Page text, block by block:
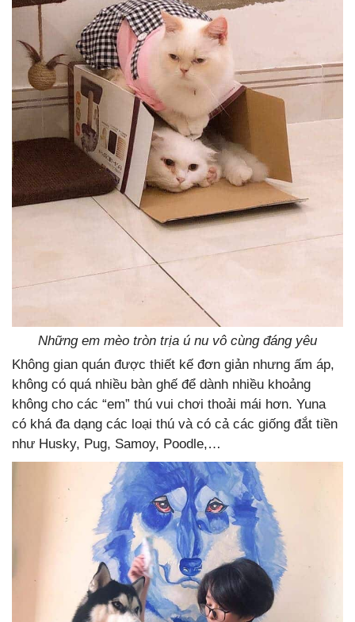
Những em mèo tròn trịa ú nu vô cùng đáng yêu
Không gian quán được thiết kế đơn giản nhưng ấm áp,
không có quá nhiều bàn ghế để dành nhiều khoảng
không cho các “em” thú vui chơi thoải mái hơn. Yuna
có khá đa dạng các loại thú và có cả các giống đắt tiền
như Husky, Pug, Samoy, Poodle,…